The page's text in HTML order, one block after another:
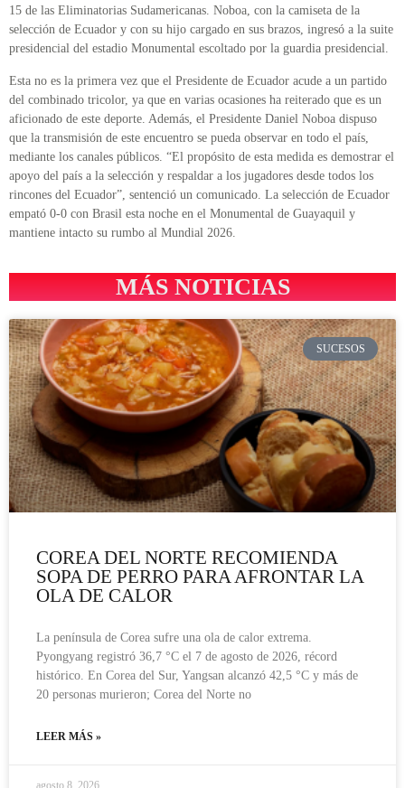
15 de las Eliminatorias Sudamericanas. Noboa, con la camiseta de la
selección de Ecuador y con su hijo cargado en sus brazos, ingresó a la suite
presidencial del estadio Monumental escoltado por la guardia presidencial.
Esta no es la primera vez que el Presidente de Ecuador acude a un partido
del combinado tricolor, ya que en varias ocasiones ha reiterado que es un
aficionado de este deporte. Además, el Presidente Daniel Noboa dispuso
que la transmisión de este encuentro se pueda observar en todo el país,
mediante los canales públicos. “El propósito de esta medida es demostrar el
apoyo del país a la selección y respaldar a los jugadores desde todos los
rincones del Ecuador”, sentenció un comunicado. La selección de Ecuador
empató 0-0 con Brasil esta noche en el Monumental de Guayaquil y
mantiene intacto su rumbo al Mundial 2026.
MÁS NOTICIAS
SUCESOS
COREA DEL NORTE RECOMIENDA
SOPA DE PERRO PARA AFRONTAR LA
OLA DE CALOR
La península de Corea sufre una ola de calor extrema.
Pyongyang registró 36,7 °C el 7 de agosto de 2026, récord
histórico. En Corea del Sur, Yangsan alcanzó 42,5 °C y más de
20 personas murieron; Corea del Norte no
LEER MÁS »
agosto 8, 2026